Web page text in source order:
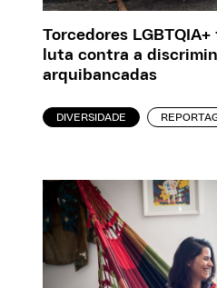
Torcedores
luta contra a
arquibancadas
DIVERSIDADE